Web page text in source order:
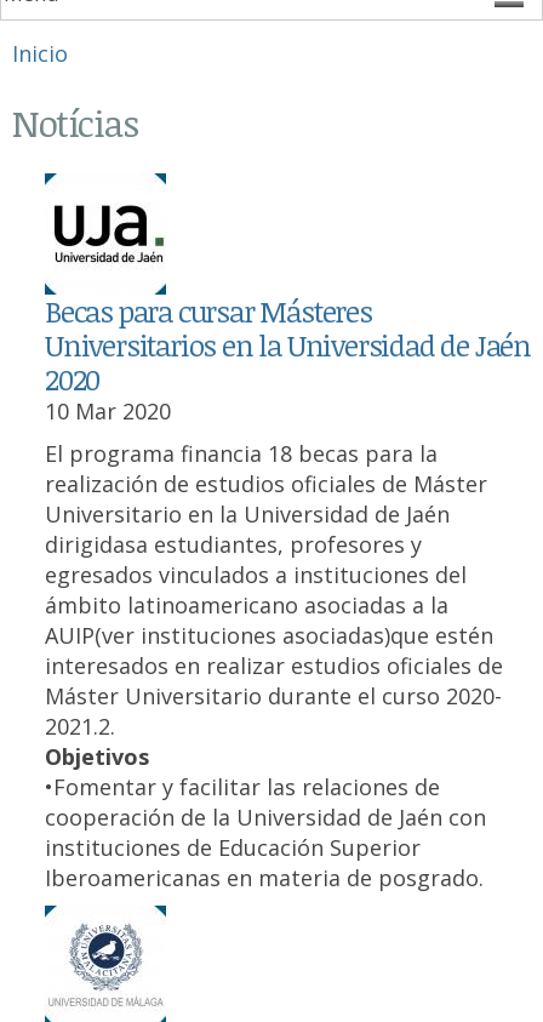
Se encuentra usted aquí
Inicio
Notícias
Becas para cursar Másteres
Universitarios en la Universidad de Jaén
2020
10 Mar 2020
El programa financia 18 becas para la
realización de estudios oficiales de Máster
Universitario en la Universidad de Jaén
dirigidasa estudiantes, profesores y
egresados vinculados a instituciones del
ámbito latinoamericano asociadas a la
AUIP(ver instituciones asociadas)que estén
interesados en realizar estudios oficiales de
Máster Universitario durante el curso 2020-
2021.2.
Objetivos
•Fomentar y facilitar las relaciones de
cooperación de la Universidad de Jaén con
instituciones de Educación Superior
Iberoamericanas en materia de posgrado.